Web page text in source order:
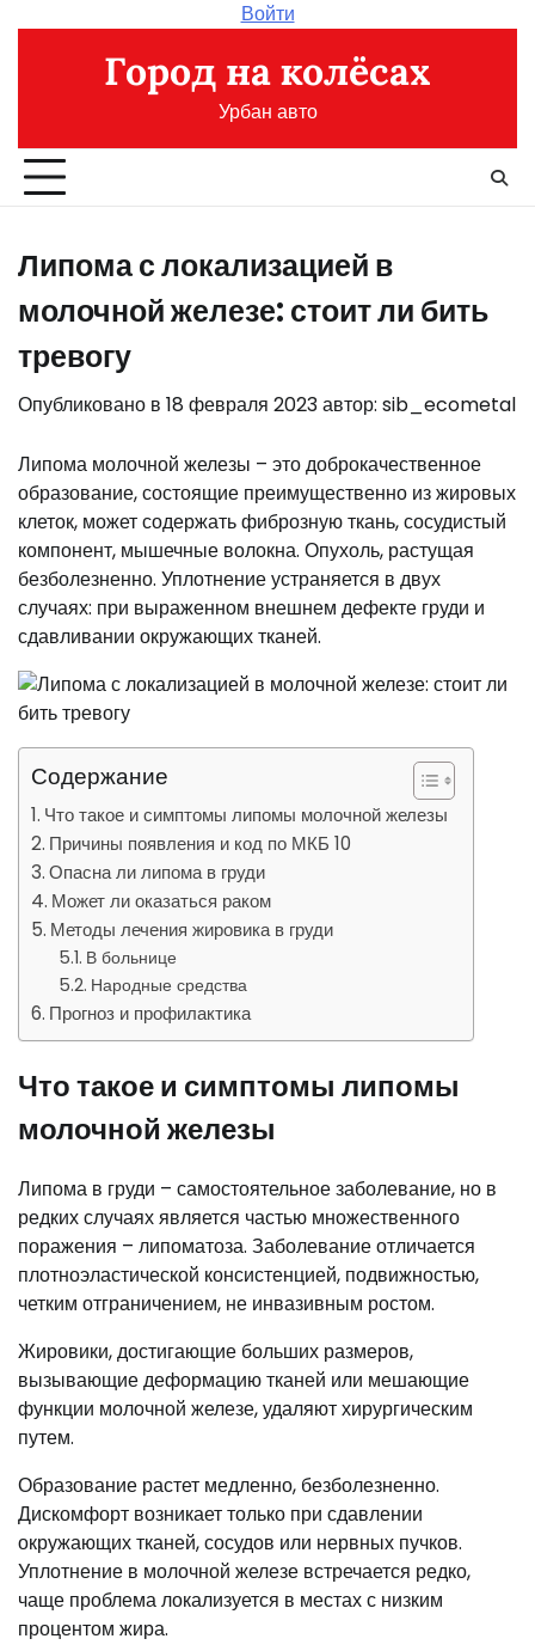
содержимому
Войти
Город на колёсах
Урбан авто
Липома с локализацией в
молочной железе: стоит ли бить
тревогу
Опубликовано в 18 февраля 2023автор: sib_ecometal
Липома молочной железы – это доброкачественное
образование, состоящие преимущественно из жировых
клеток, может содержать фиброзную ткань, сосудистый
компонент, мышечные волокна. Опухоль, растущая
безболезненно. Уплотнение устраняется в двух
случаях: при выраженном внешнем дефекте груди и
сдавливании окружающих тканей.
Содержание
Что такое и симптомы липомы молочной железы
Причины появления и код по МКБ 10
Опасна ли липома в груди
Может ли оказаться раком
Методы лечения жировика в груди
В больнице
Народные средства
Прогноз и профилактика
Что такое и симптомы липомы
молочной железы
Липома в груди – самостоятельное заболевание, но в
редких случаях является частью множественного
поражения – липоматоза. Заболевание отличается
плотноэластической консистенцией, подвижностью,
четким отграничением, не инвазивным ростом.
Жировики, достигающие больших размеров,
вызывающие деформацию тканей или мешающие
функции молочной железе, удаляют хирургическим
путем.
Образование растет медленно, безболезненно.
Дискомфорт возникает только при сдавлении
окружающих тканей, сосудов или нервных пучков.
Уплотнение в молочной железе встречается редко,
чаще проблема локализуется в местах с низким
процентом жира.